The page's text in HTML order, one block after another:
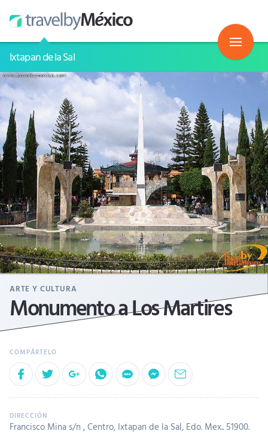
Ixtapan de la Sal
ARTE Y CULTURA
Monumento a Los Martires
Francisco Mina s/n , Centro, Ixtapan de la Sal, Edo. Mex.. 51900.